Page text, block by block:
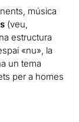
música
(veu,
estructura
«nu», la
un tema
per a homes